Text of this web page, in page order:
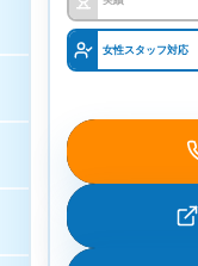
女性スタッフ対応